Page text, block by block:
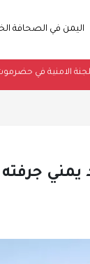
اليمن في الصحافة
•اللجنة
جرفته